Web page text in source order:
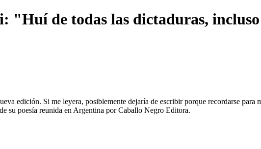
"Huí de todas las dictaduras, incluso
edición. Si me leyera, posiblemente dejaría de escribir porque recordarse
su poesía reunida en Argentina por Caballo Negro Editora.